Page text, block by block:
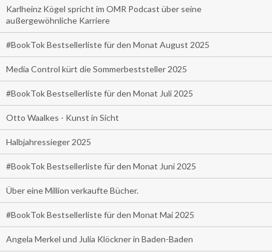
Karlheinz Kögel spricht im OMR Podcast über seine
außergewöhnliche Karriere
#BookTok Bestsellerliste für den Monat August 2025
Media Control kürt die Sommerbeststeller 2025
#BookTok Bestsellerliste für den Monat Juli 2025
Otto Waalkes - Kunst in Sicht
Halbjahressieger 2025
#BookTok Bestsellerliste für den Monat Juni 2025
Über eine Million verkaufte Bücher.
#BookTok Bestsellerliste für den Monat Mai 2025
Angela Merkel und Julia Klöckner in Baden-Baden